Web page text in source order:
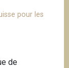
pour les
de